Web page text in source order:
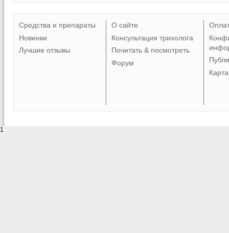
Средства и препараты
Новинки
Лучшие отзывы
О сайте
Консультация трихолога
Почитать & посмотреть
Форум
1